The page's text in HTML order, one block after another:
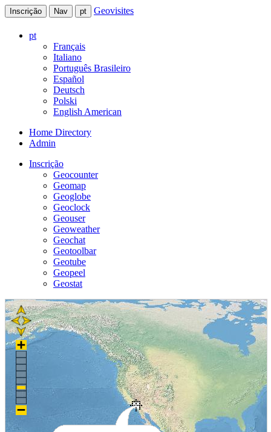
Inscrição Nav pt Geovisites
pt
Français
Italiano
Português Brasileiro
Español
Deutsch
Polski
English American
Home Directory
Admin
Inscrição
Geocounter
Geomap
Geoglobe
Geoclock
Geouser
Geoweather
Geochat
Geotoolbar
Geotube
Geopeel
Geostat